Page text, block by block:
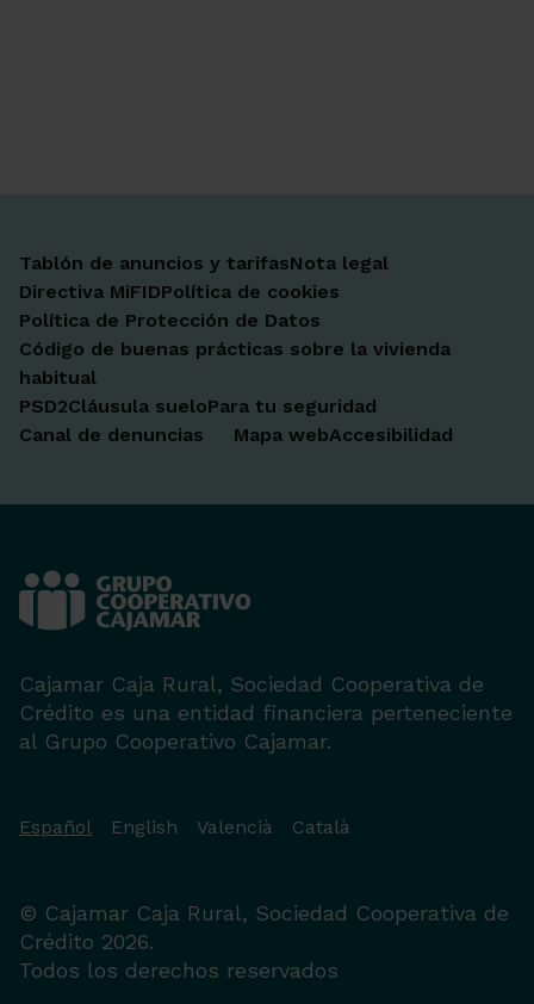
Tablón de anuncios y tarifasNota legal
Directiva MiFIDPolítica de cookies
Política de Protección de Datos
Código de buenas prácticas sobre la vivienda
habitual
PSD2Cláusula sueloPara tu seguridad
Canal de denuncias
Mapa webAccesibilidad
Cajamar Caja Rural, Sociedad Cooperativa de
Crédito es una entidad financiera perteneciente
al Grupo Cooperativo Cajamar.
Español English Valencià Català
© Cajamar Caja Rural, Sociedad Cooperativa de
Crédito 2026.
Todos los derechos reservados